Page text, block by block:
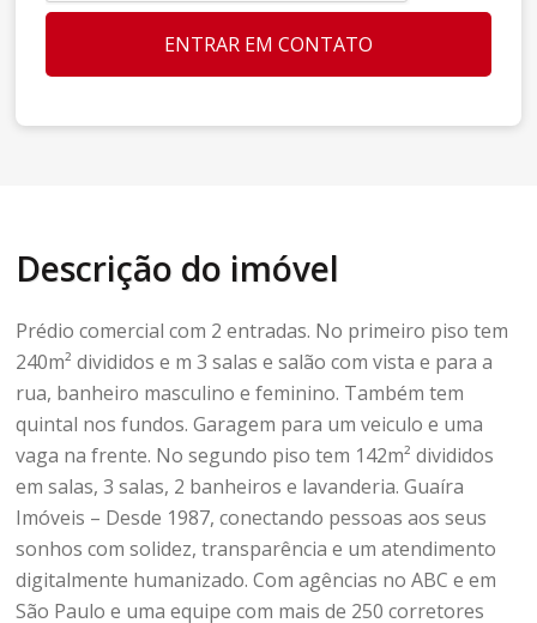
ENTRAR EM CONTATO
Descrição do imóvel
Prédio comercial com 2 entradas. No primeiro piso tem
240m² divididos e m 3 salas e salão com vista e para a
rua, banheiro masculino e feminino. Também tem
quintal nos fundos. Garagem para um veiculo e uma
vaga na frente. No segundo piso tem 142m² divididos
em salas, 3 salas, 2 banheiros e lavanderia. Guaíra
Imóveis – Desde 1987, conectando pessoas aos seus
sonhos com solidez, transparência e um atendimento
digitalmente humanizado. Com agências no ABC e em
São Paulo e uma equipe com mais de 250 corretores